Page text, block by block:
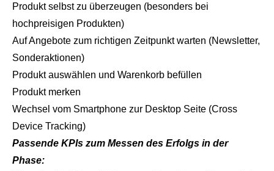
Produkt selbst zu überzeugen (besonders bei
hochpreisigen Produkten)
Auf Angebote zum richtigen Zeitpunkt warten (Newsletter,
Sonderaktionen)
Produkt auswählen und Warenkorb befüllen
Produkt merken
Wechsel vom Smartphone zur Desktop Seite (Cross
Device Tracking)
Passende KPIs zum Messen des Erfolgs in der
Phase: